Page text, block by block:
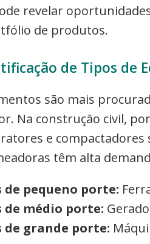
revelar
de produtos.
de Tipos de
são mais
Na construção civil,
e
têm alta
de pequeno porte:
de médio porte:
de grande porte: